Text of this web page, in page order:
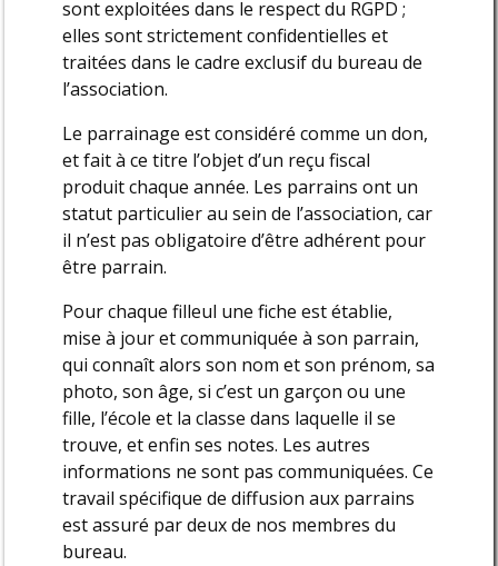
sont exploitées dans le respect du RGPD ;
elles sont strictement confidentielles et
traitées dans le cadre exclusif du bureau de
l’association.
Le parrainage est considéré comme un don,
et fait à ce titre l’objet d’un reçu fiscal
produit chaque année. Les parrains ont un
statut particulier au sein de l’association, car
il n’est pas obligatoire d’être adhérent pour
être parrain.
Pour chaque filleul une fiche est établie,
mise à jour et communiquée à son parrain,
qui connaît alors son nom et son prénom, sa
photo, son âge, si c’est un garçon ou une
fille, l’école et la classe dans laquelle il se
trouve, et enfin ses notes. Les autres
informations ne sont pas communiquées. Ce
travail spécifique de diffusion aux parrains
est assuré par deux de nos membres du
bureau.